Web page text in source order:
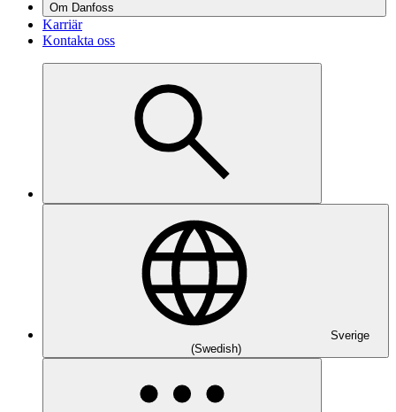
Om Danfoss
Karriär
Kontakta oss
Sverige
(Swedish)